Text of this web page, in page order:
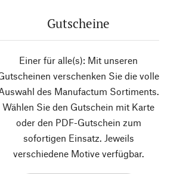
Gutscheine
Einer für alle(s): Mit unseren
verschenken Sie die volle
des Manufactum Sortiments.
Wählen Sie den Gutschein mit Karte
oder den PDF-Gutschein zum
sofortigen Einsatz. Jeweils
verschiedene Motive verfügbar.